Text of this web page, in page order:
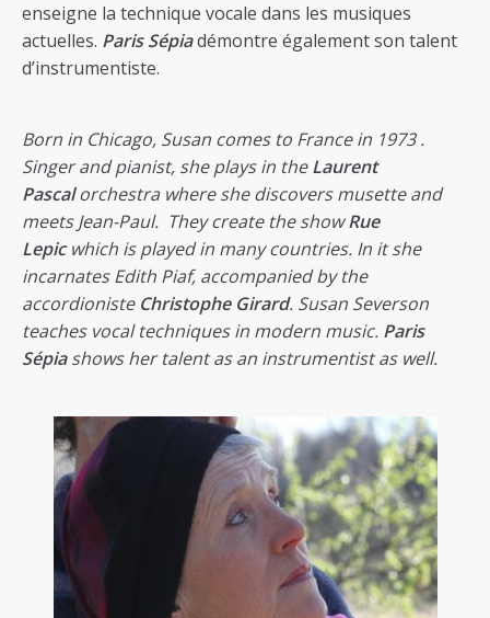
enseigne la technique vocale dans les musiques
actuelles. Paris Sépiadémontre également son talent
d’instrumentiste.
Born in Chicago, Susan comes to France in 1973 .
Singer and pianist, she plays in theLaurent
Pascalorchestra where she discovers musette and
meets Jean-Paul. They create the showRue
Lepicwhich is played in many countries. In it she
incarnates Edith Piaf, accompanied by the
accordioniste Christophe Girard. Susan Severson
teaches vocal techniques in modern music. Paris
Sépiashows her talent as an instrumentist as well.